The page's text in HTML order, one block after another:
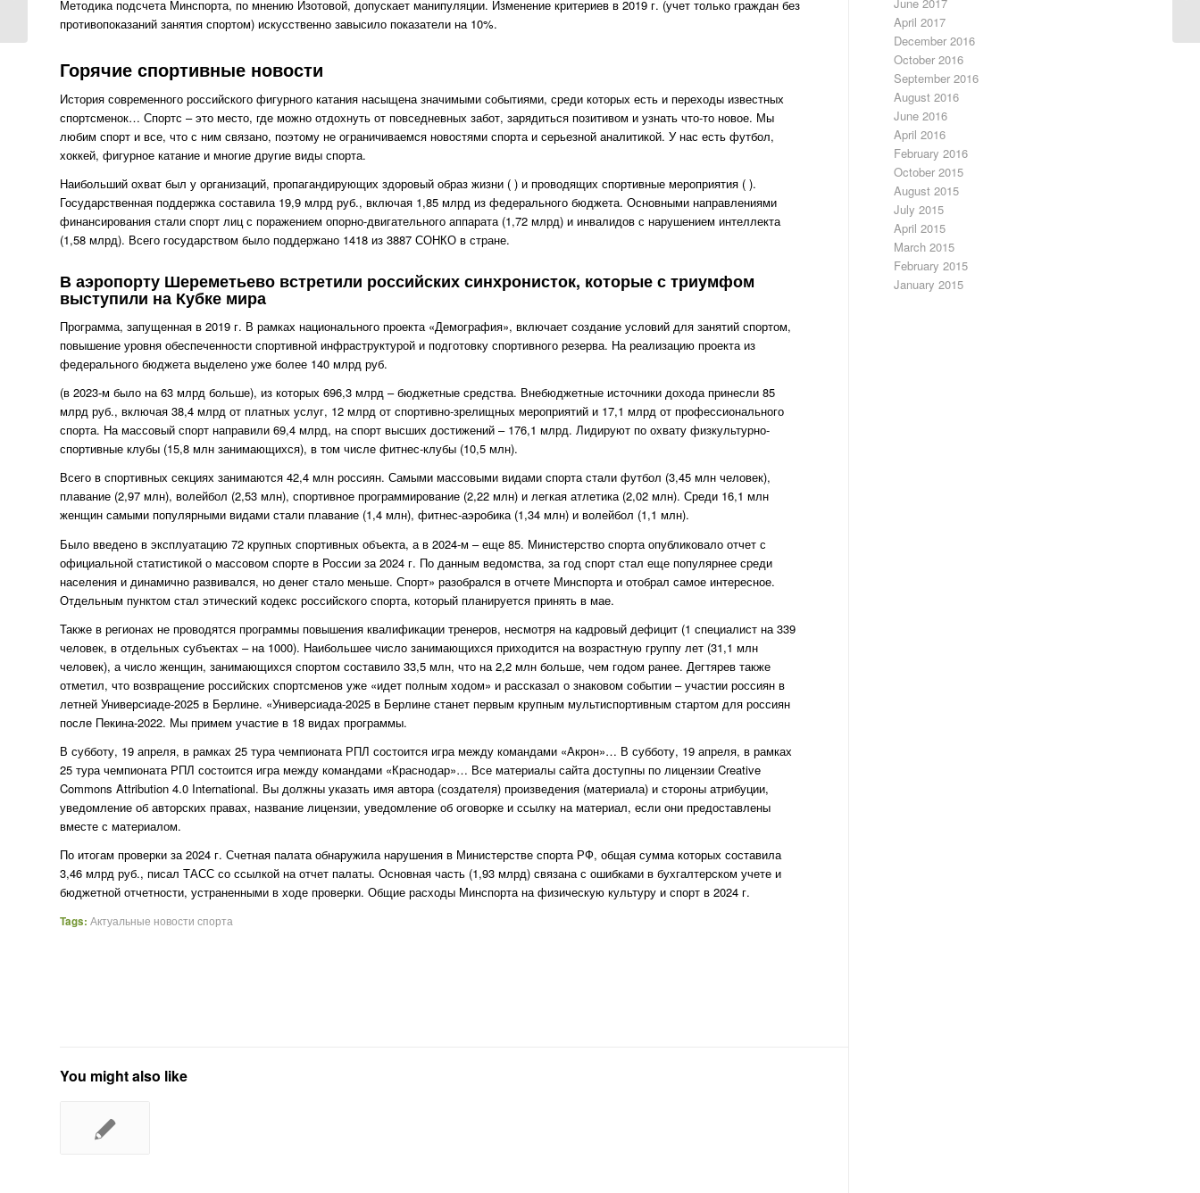
Методика подсчета Минспорта, по мнению Изотовой, допускает манипуляции. Изменение критериев в 2019 г. (учет только граждан без
противопоказаний занятия спортом) искусственно завысило показатели на 10%.
Горячие спортивные новости
История современного российского фигурного катания насыщена значимыми событиями, среди которых есть и переходы известных
спортсменок… Спортс – это место, где можно отдохнуть от повседневных забот, зарядиться позитивом и узнать что-то новое. Мы
любим спорт и все, что с ним связано, поэтому не ограничиваемся новостями спорта и серьезной аналитикой. У нас есть футбол,
хоккей, фигурное катание и многие другие виды спорта.
Наибольший охват был у организаций, пропагандирующих здоровый образ жизни ( ) и проводящих спортивные мероприятия ( ).
Государственная поддержка составила 19,9 млрд руб., включая 1,85 млрд из федерального бюджета. Основными направлениями
финансирования стали спорт лиц с поражением опорно-двигательного аппарата (1,72 млрд) и инвалидов с нарушением интеллекта
(1,58 млрд). Всего государством было поддержано 1418 из 3887 СОНКО в стране.
В аэропорту Шереметьево встретили российских синхронисток, которые с триумфом
выступили на Кубке мира
Программа, запущенная в 2019 г. В рамках национального проекта «Демография», включает создание условий для занятий спортом,
повышение уровня обеспеченности спортивной инфраструктурой и подготовку спортивного резерва. На реализацию проекта из
федерального бюджета выделено уже более 140 млрд руб.
(в 2023-м было на 63 млрд больше), из которых 696,3 млрд – бюджетные средства. Внебюджетные источники дохода принесли 85
млрд руб., включая 38,4 млрд от платных услуг, 12 млрд от спортивно-зрелищных мероприятий и 17,1 млрд от профессионального
спорта. На массовый спорт направили 69,4 млрд, на спорт высших достижений – 176,1 млрд. Лидируют по охвату физкультурно-
спортивные клубы (15,8 млн занимающихся), в том числе фитнес-клубы (10,5 млн).
Всего в спортивных секциях занимаются 42,4 млн россиян. Самыми массовыми видами спорта стали футбол (3,45 млн человек),
плавание (2,97 млн), волейбол (2,53 млн), спортивное программирование (2,22 млн) и легкая атлетика (2,02 млн). Среди 16,1 млн
женщин самыми популярными видами стали плавание (1,4 млн), фитнес-аэробика (1,34 млн) и волейбол (1,1 млн).
Было введено в эксплуатацию 72 крупных спортивных объекта, а в 2024-м – еще 85. Министерство спорта опубликовало отчет с
официальной статистикой о массовом спорте в России за 2024 г. По данным ведомства, за год спорт стал еще популярнее среди
населения и динамично развивался, но денег стало меньше. Спорт» разобрался в отчете Минспорта и отобрал самое интересное.
Отдельным пунктом стал этический кодекс российского спорта, который планируется принять в мае.
Также в регионах не проводятся программы повышения квалификации тренеров, несмотря на кадровый дефицит (1 специалист на 339
человек, в отдельных субъектах – на 1000). Наибольшее число занимающихся приходится на возрастную группу лет (31,1 млн
человек), а число женщин, занимающихся спортом составило 33,5 млн, что на 2,2 млн больше, чем годом ранее. Дегтярев также
отметил, что возвращение российских спортсменов уже «идет полным ходом» и рассказал о знаковом событии – участии россиян в
летней Универсиаде-2025 в Берлине. «Универсиада-2025 в Берлине станет первым крупным мультиспортивным стартом для россиян
после Пекина-2022. Мы примем участие в 18 видах программы.
В субботу, 19 апреля, в рамках 25 тура чемпионата РПЛ состоится игра между командами «Акрон»… В субботу, 19 апреля, в рамках
25 тура чемпионата РПЛ состоится игра между командами «Краснодар»… Все материалы сайта доступны по лицензии Creative
Commons Attribution 4.0 International. Вы должны указать имя автора (создателя) произведения (материала) и стороны атрибуции,
уведомление об авторских правах, название лицензии, уведомление об оговорке и ссылку на материал, если они предоставлены
вместе с материалом.
По итогам проверки за 2024 г. Счетная палата обнаружила нарушения в Министерстве спорта РФ, общая сумма которых составила
3,46 млрд руб., писал ТАСС со ссылкой на отчет палаты. Основная часть (1,93 млрд) связана с ошибками в бухгалтерском учете и
бюджетной отчетности, устраненными в ходе проверки. Общие расходы Минспорта на физическую культуру и спорт в 2024 г.
Tags: Актуальные новости спорта
You might also like
April 2017
December 2016
October 2016
September 2016
August 2016
June 2016
April 2016
February 2016
October 2015
August 2015
July 2015
April 2015
March 2015
February 2015
January 2015